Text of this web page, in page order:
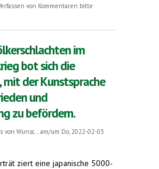
Was wurde aus der
von Kommentaren bitte
im
bot sich die
mit der Kunstsprache
und
zu befördern.
von Wunsc...
am/um Do, 2022-02-03
ziert eine japanische 5000-